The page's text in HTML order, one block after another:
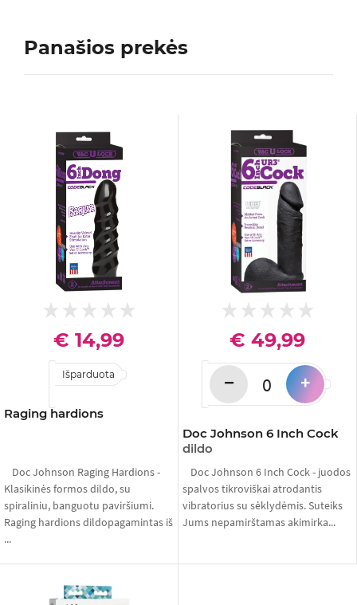
Panašios prekės
Raging hardions
€ 14,99
Išparduota
Doc Johnson Raging Hardions -
Klasikinės formos dildo, su
spiraliniu, banguotu paviršiumi.
Raging hardions dildopagamintas iš
...
Doc Johnson 6 Inch Cock
dildo
€ 49,99
− +
Doc Johnson 6 Inch Cock - juodos
spalvos tikroviškai atrodantis
vibratorius su sėklydėmis. Suteiks
Jums nepamirštamas akimirka...